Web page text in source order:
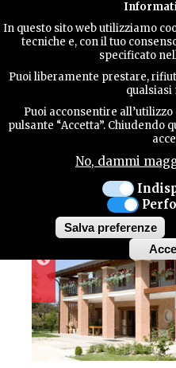
In questo sito web utilizziamo
tecniche e, con il tuo
specificato
Puoi liberamente prestare,
Puoi acconsentire
pulsante “Accetta”. Chiudendo
No, dammi
Salva preferenze
TERRITORY
CONTACTS